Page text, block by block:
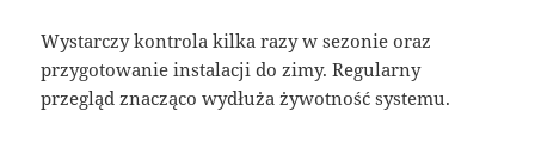
Wystarczy kontrola kilka razy w sezonie oraz
przygotowanie instalacji do zimy. Regularny
przegląd znacząco wydłuża żywotność systemu.